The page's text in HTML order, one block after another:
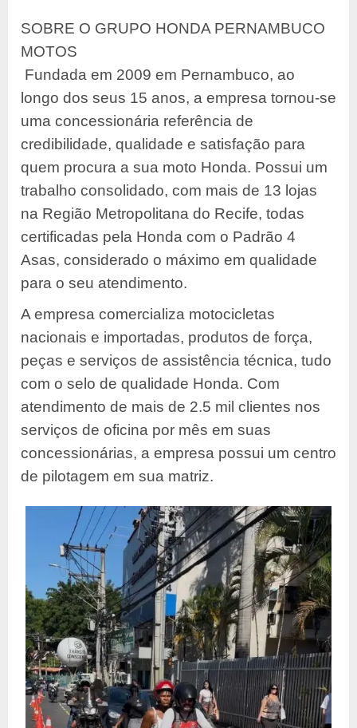
SOBRE O GRUPO HONDA PERNAMBUCO
MOTOS
Fundada em 2009 em Pernambuco, ao
longo dos seus 15 anos, a empresa tornou-se
uma concessionária referência de
credibilidade, qualidade e satisfação para
quem procura a sua moto Honda. Possui um
trabalho consolidado, com mais de 13 lojas
na Região Metropolitana do Recife, todas
certificadas pela Honda com o Padrão 4
Asas, considerado o máximo em qualidade
para o seu atendimento.
A empresa comercializa motocicletas
nacionais e importadas, produtos de força,
peças e serviços de assistência técnica, tudo
com o selo de qualidade Honda. Com
atendimento de mais de 2.5 mil clientes nos
serviços de oficina por mês em suas
concessionárias, a empresa possui um centro
de pilotagem em sua matriz.